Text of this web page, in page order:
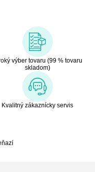
výber tovaru (99 % tovaru
skladom)
Kvalitný zákaznícky servis